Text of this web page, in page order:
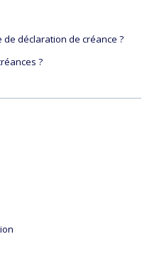
déclaration de créance ?
?